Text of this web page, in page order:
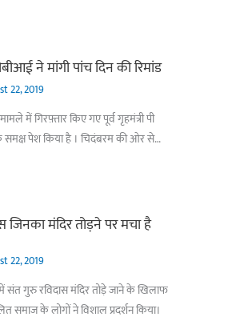
ने मांगी पांच दिन की रिमांड
22, 2019
में गिरफ़्तार किए गए पूर्व गृहमंत्री पी
पेश किया है । चिदंबरम की ओर से…
जिनका मंदिर तोड़ने पर मचा है
22, 2019
संत गुरु रविदास मंदिर तोड़े जाने के खिलाफ
समाज के लोगों ने विशाल प्रदर्शन किया।